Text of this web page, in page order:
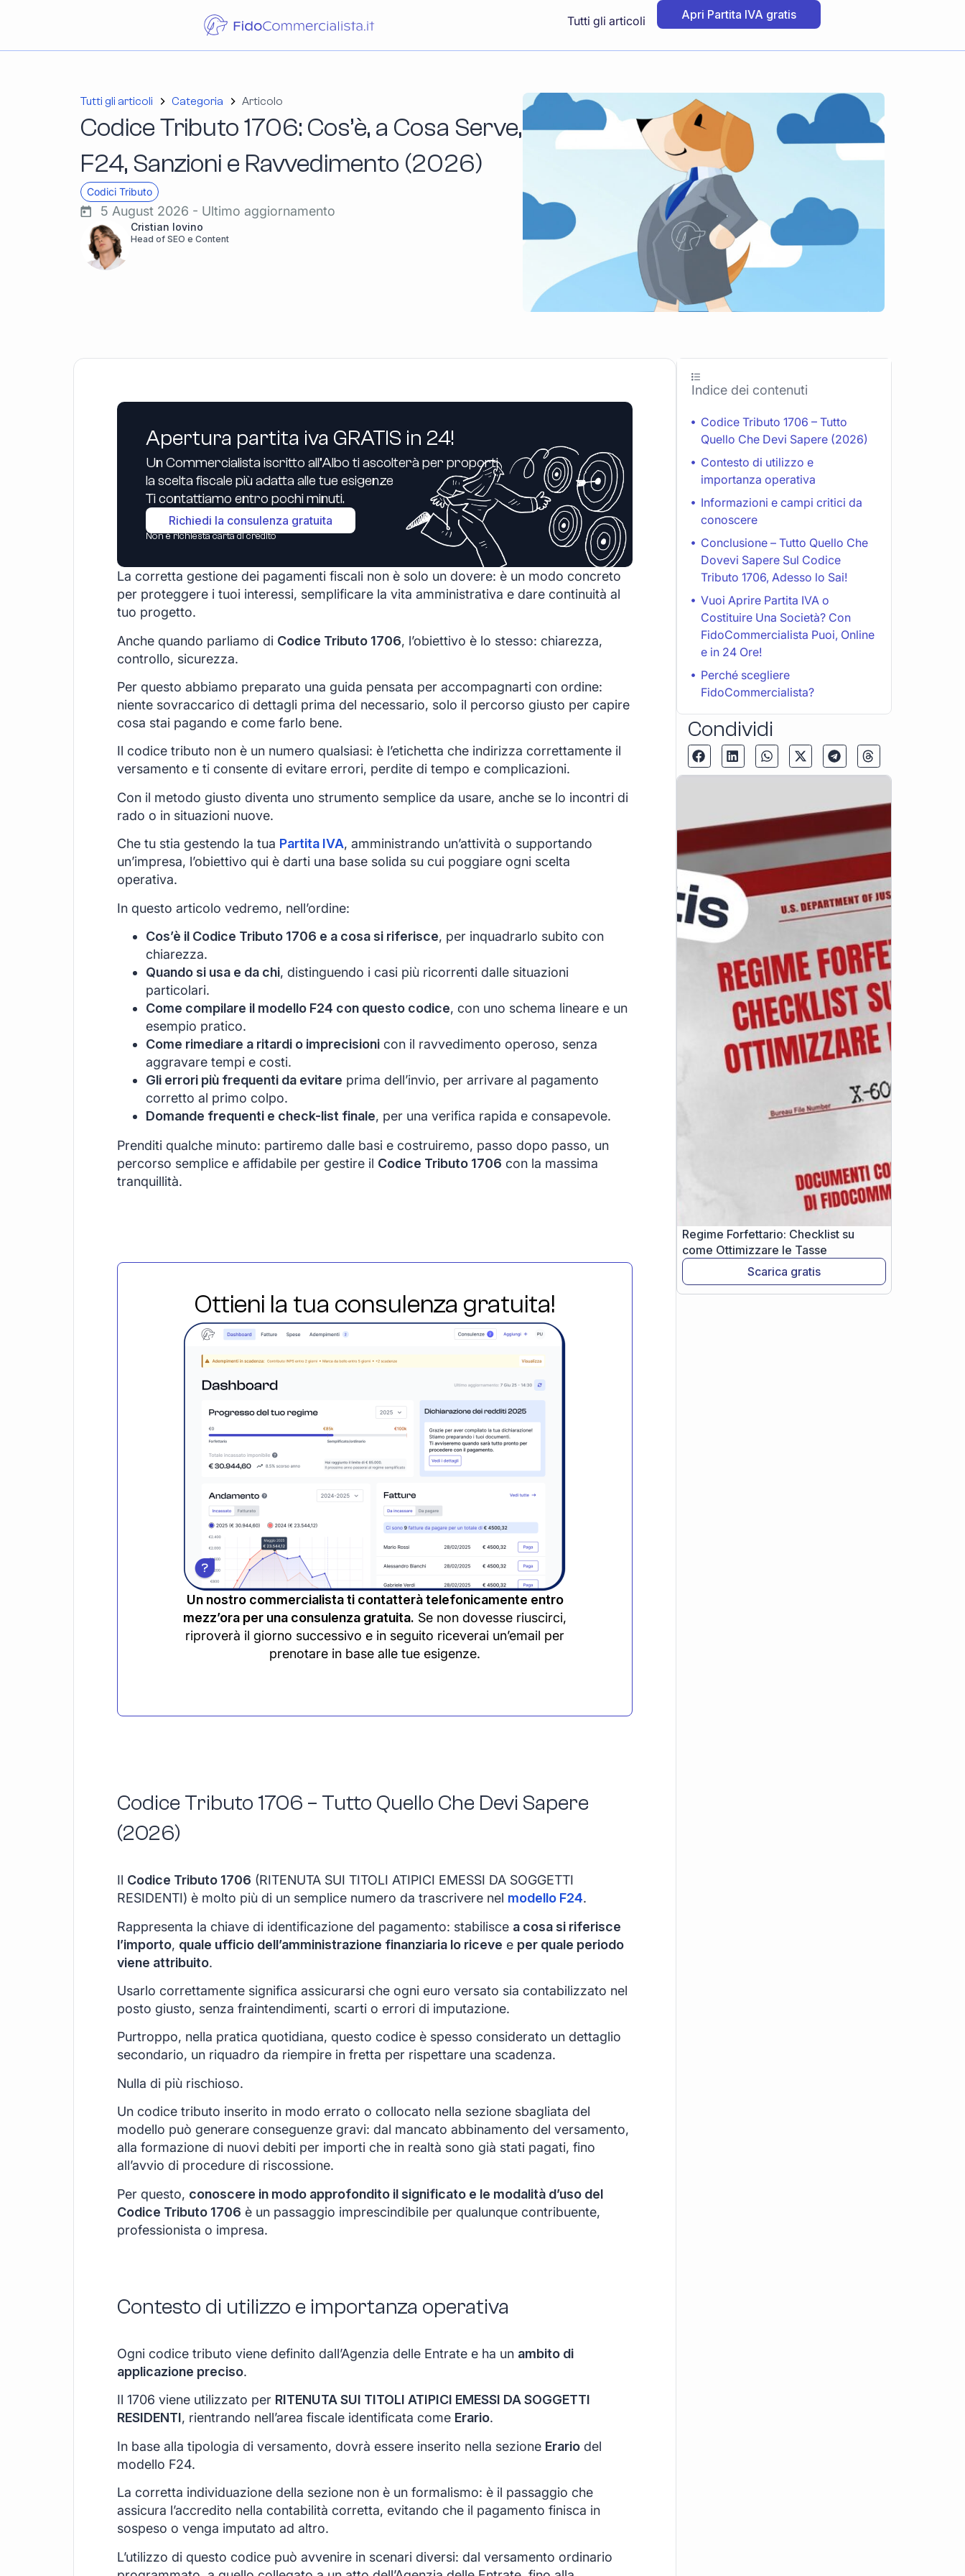
Tutti gli articoli Apri Partita IVA gratis
Tutti gli articoli Categoria Articolo
Codice Tributo 1706: Cos’è, a Cosa Serve,
F24, Sanzioni e Ravvedimento (2026)
Codici Tributo
5 August 2026 - Ultimo aggiornamento
Cristian Iovino
Head of SEO e Content
Apertura partita iva GRATIS in 24!
Un Commercialista iscritto all’Albo ti ascolterà per proporti
la scelta fiscale più adatta alle tue esigenze
Ti contattiamo entro pochi minuti.
Richiedi la consulenza gratuita
Non è richiesta carta di credito
La corretta gestione dei pagamenti fiscali non è solo un dovere: è un modo concreto
per proteggere i tuoi interessi, semplificare la vita amministrativa e dare continuità al
tuo progetto.
Anche quando parliamo di Codice Tributo 1706, l’obiettivo è lo stesso: chiarezza,
controllo, sicurezza.
Per questo abbiamo preparato una guida pensata per accompagnarti con ordine:
niente sovraccarico di dettagli prima del necessario, solo il percorso giusto per capire
cosa stai pagando e come farlo bene.
Il codice tributo non è un numero qualsiasi: è l’etichetta che indirizza correttamente il
versamento e ti consente di evitare errori, perdite di tempo e complicazioni.
Con il metodo giusto diventa uno strumento semplice da usare, anche se lo incontri di
rado o in situazioni nuove.
Che tu stia gestendo la tua Partita IVA, amministrando un’attività o supportando
un’impresa, l’obiettivo qui è darti una base solida su cui poggiare ogni scelta
operativa.
In questo articolo vedremo, nell’ordine:
Cos’è il Codice Tributo 1706 e a cosa si riferisce, per inquadrarlo subito con
chiarezza.
Quando si usa e da chi, distinguendo i casi più ricorrenti dalle situazioni
particolari.
Come compilare il modello F24 con questo codice, con uno schema lineare e un
esempio pratico.
Come rimediare a ritardi o imprecisioni con il ravvedimento operoso, senza
aggravare tempi e costi.
Gli errori più frequenti da evitare prima dell’invio, per arrivare al pagamento
corretto al primo colpo.
Domande frequenti e check-list finale, per una verifica rapida e consapevole.
Prenditi qualche minuto: partiremo dalle basi e costruiremo, passo dopo passo, un
percorso semplice e affidabile per gestire il Codice Tributo 1706 con la massima
tranquillità.
Ottieni la tua consulenza gratuita!
Un nostro commercialista ti contatterà telefonicamente entro
mezz’ora per una consulenza gratuita. Se non dovesse riuscirci,
riproverà il giorno successivo e in seguito riceverai un’email per
prenotare in base alle tue esigenze.
Codice Tributo 1706 – Tutto Quello Che Devi Sapere
(2026)
Il Codice Tributo 1706 (RITENUTA SUI TITOLI ATIPICI EMESSI DA SOGGETTI
RESIDENTI) è molto più di un semplice numero da trascrivere nel modello F24.
Rappresenta la chiave di identificazione del pagamento: stabilisce a cosa si riferisce
l’importo, quale ufficio dell’amministrazione finanziaria lo riceve e per quale periodo
viene attribuito.
Usarlo correttamente significa assicurarsi che ogni euro versato sia contabilizzato nel
posto giusto, senza fraintendimenti, scarti o errori di imputazione.
Purtroppo, nella pratica quotidiana, questo codice è spesso considerato un dettaglio
secondario, un riquadro da riempire in fretta per rispettare una scadenza.
Nulla di più rischioso.
Un codice tributo inserito in modo errato o collocato nella sezione sbagliata del
modello può generare conseguenze gravi: dal mancato abbinamento del versamento,
alla formazione di nuovi debiti per importi che in realtà sono già stati pagati, fino
all’avvio di procedure di riscossione.
Per questo, conoscere in modo approfondito il significato e le modalità d’uso del
Codice Tributo 1706 è un passaggio imprescindibile per qualunque contribuente,
professionista o impresa.
Contesto di utilizzo e importanza operativa
Ogni codice tributo viene definito dall’Agenzia delle Entrate e ha un ambito di
applicazione preciso.
Il 1706 viene utilizzato per RITENUTA SUI TITOLI ATIPICI EMESSI DA SOGGETTI
RESIDENTI, rientrando nell’area fiscale identificata come Erario.
In base alla tipologia di versamento, dovrà essere inserito nella sezione Erario del
modello F24.
La corretta individuazione della sezione non è un formalismo: è il passaggio che
assicura l’accredito nella contabilità corretta, evitando che il pagamento finisca in
sospeso o venga imputato ad altro.
L’utilizzo di questo codice può avvenire in scenari diversi: dal versamento ordinario
Indice dei contenuti
Codice Tributo 1706 – Tutto
Quello Che Devi Sapere (2026)
Contesto di utilizzo e
importanza operativa
Informazioni e campi critici da
conoscere
Conclusione – Tutto Quello Che
Dovevi Sapere Sul Codice
Tributo 1706, Adesso lo Sai!
Vuoi Aprire Partita IVA o
Costituire Una Società? Con
FidoCommercialista Puoi, Online
e in 24 Ore!
Perché scegliere
FidoCommercialista?
Condividi
Regime Forfettario: Checklist su
come Ottimizzare le Tasse
Scarica gratis